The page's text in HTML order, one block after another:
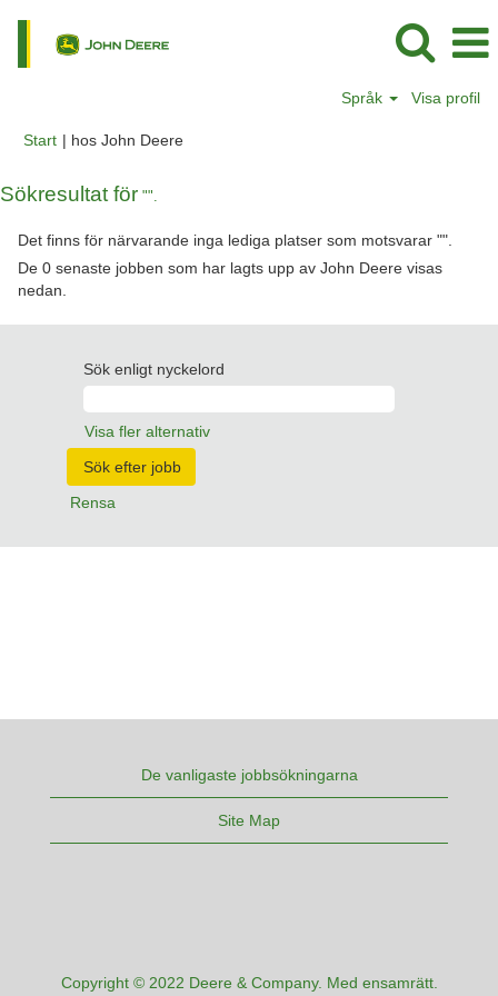
Språk Visa profil
Start | hos John Deere(aktuell
Sökresultat för "".
Det finns för närvarande inga lediga platser som motsvarar "".
De 0 senaste jobben som har lagts upp av John Deere visas
nedan.
Sök enligt nyckelord
Visa fler alternativ
Rensa
De vanligaste jobbsökningarna
Site Map
Copyright © 2022 Deere & Company. Med ensamrätt.